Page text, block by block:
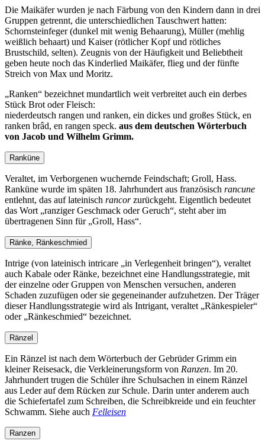
Die Maikäfer wurden je nach Färbung von den Kindern dann in drei
Gruppen getrennt, die unterschiedlichen Tauschwert hatten:
Schornsteinfeger (dunkel mit wenig Behaarung), Müller (mehlig
weißlich behaart) und Kaiser (rötlicher Kopf und rötliches
Brustschild, selten). Zeugnis von der Häufigkeit und Beliebtheit
geben heute noch das Kinderlied Maikäfer, flieg und der fünfte
Streich von Max und Moritz.
Ranken
bezeichnet mundartlich weit verbreitet auch ein derbes
Stück Brot oder Fleisch:
niederdeutsch rangen und ranken, ein dickes und großes Stück, en
ranken brâd, en rangen speck. aus dem deutschen Wörterbuch
von Jacob und Wilhelm Grimm.
Ranküne
Veraltet, im Verborgenen wuchernde Feindschaft; Groll, Hass.
Ranküne wurde im späten 18. Jahrhundert aus französisch rancune
entlehnt, das auf lateinisch rancorzurückgeht. Eigentlich bedeutet
das Wort
ranziger Geschmack oder Geruch , steht aber im
übertragenen Sinn für Groll, Hass .
Ränke, Ränkeschmied
Intrige (von lateinisch intricare in Verlegenheit bringen ), veraltet
auch Kabale oder Ränke, bezeichnet eine Handlungsstrategie, mit
der einzelne oder Gruppen von Menschen versuchen, anderen
Schaden zuzufügen oder sie gegeneinander aufzuhetzen. Der Träger
dieser Handlungsstrategie wird als Intrigant, veraltet
Ränkespieler
oder Ränkeschmied bezeichnet.
Ränzel
Ein Ränzel ist nach dem Wörterbuch der Gebrüder Grimm ein
kleiner Reisesack, die Verkleinerungsform von Ranzen. Im 20.
Jahrhundert trugen die Schüler ihre Schulsachen in einem Ränzel
aus Leder auf dem Rücken zur Schule. Darin unter anderem auch
die Schiefertafel zum Schreiben, die Schreibkreide und ein feuchter
Schwamm. Siehe auch Felleisen
Ranzen